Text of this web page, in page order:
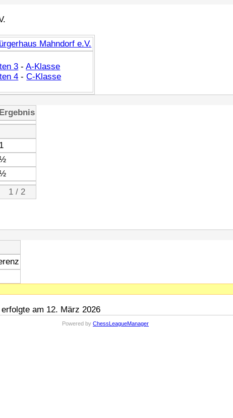
Mahndorf e.V.
3 -A-Klasse
4 -C-Klasse
Ergebnis
1
1 / 2
am 12. März 2026
Powered by ChessLeagueManager